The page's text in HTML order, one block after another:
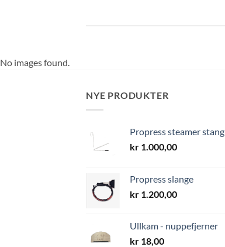
No images found.
NYE PRODUKTER
Propress steamer stang
kr 1.000,00
Propress slange
kr 1.200,00
Ullkam - nuppefjerner
kr 18,00